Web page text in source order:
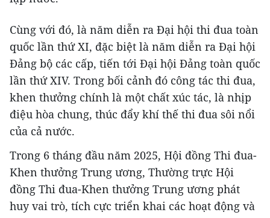
Cùng với đó, là năm diễn ra Đại hội thi đua toàn
quốc lần thứ XI, đặc biệt là năm diễn ra Đại hội
Đảng bộ các cấp, tiến tới Đại hội Đảng toàn quốc
lần thứ XIV. Trong bối cảnh đó công tác thi đua,
khen thưởng chính là một chất xúc tác, là nhịp
điệu hòa chung, thúc đẩy khí thế thi đua sôi nổi
của cả nước.
Trong 6 tháng đầu năm 2025, Hội đồng Thi đua-
Khen thưởng Trung ương, Thường trực Hội
đồng Thi đua-Khen thưởng Trung ương phát
huy vai trò, tích cực triển khai các hoạt động và